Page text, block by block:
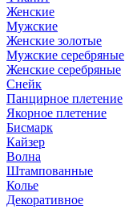
Женские
Мужские
Женские золотые
Мужские серебряные
Женские серебряные
Снейк
Панцирное плетение
Якорное плетение
Бисмарк
Кайзер
Волна
Штампованные
Колье
Декоративное